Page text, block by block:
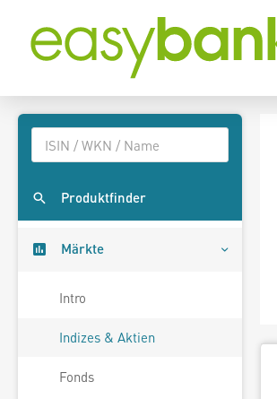
Produktfinder
Märkte
Intro
Indizes & Aktien
Fonds